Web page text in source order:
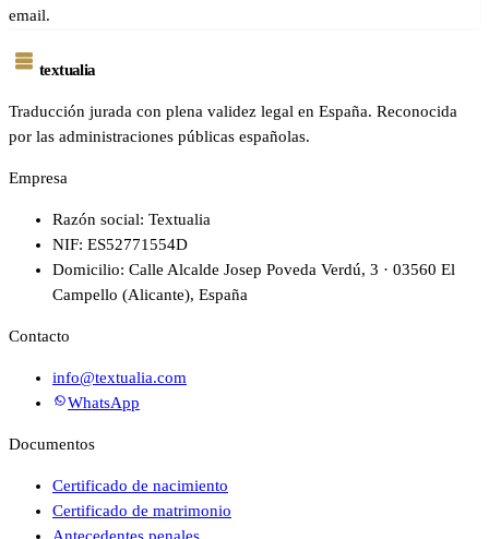
email.
textualia
Traducción jurada con plena validez legal en España. Reconocida
por las administraciones públicas españolas.
Empresa
Razón social: Textualia
NIF: ES52771554D
Domicilio: Calle Alcalde Josep Poveda Verdú, 3 · 03560 El
Campello (Alicante), España
Contacto
info@textualia.com
WhatsApp
Documentos
Certificado de nacimiento
Certificado de matrimonio
Antecedentes penales